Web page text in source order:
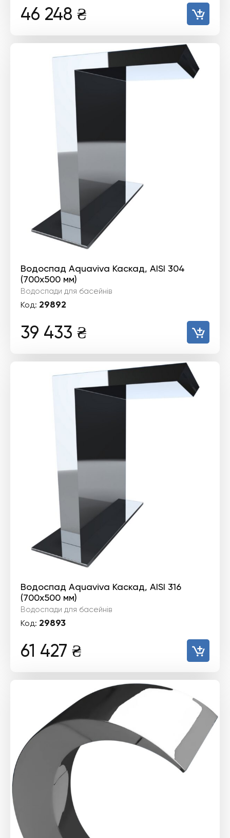
46 248 ₴
Водоспад Aquaviva Каскад, AISI 304
(700х500 мм)
Водоспади для басейнів
Код: 29892
39 433 ₴
Водоспад Aquaviva Каскад, AISI 316
(700х500 мм)
Водоспади для басейнів
Код: 29893
61 427 ₴